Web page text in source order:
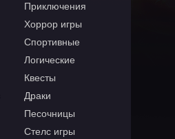
Приключения
Хоррор игры
Спортивные
Логические
Квесты
Драки
Песочницы
Стелс игры